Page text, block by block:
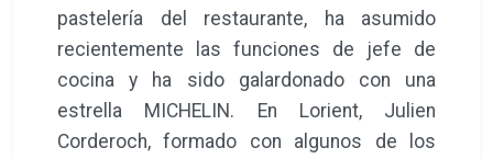
pastelería del restaurante, ha asumido
recientemente las funciones de jefe de
cocina y ha sido galardonado con una
estrella MICHELIN. En Lorient, Julien
Corderoch, formado con algunos de los